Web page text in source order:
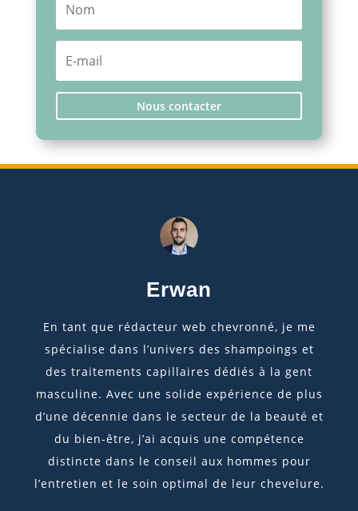
Nous contacter
Erwan
En tant que rédacteur web chevronné, je me
spécialise dans l’univers des shampoings et
des traitements capillaires dédiés à la gent
masculine. Avec une solide expérience de plus
d’une décennie dans le secteur de la beauté et
du bien-être, j’ai acquis une compétence
distincte dans le conseil aux hommes pour
l’entretien et le soin optimal de leur chevelure.